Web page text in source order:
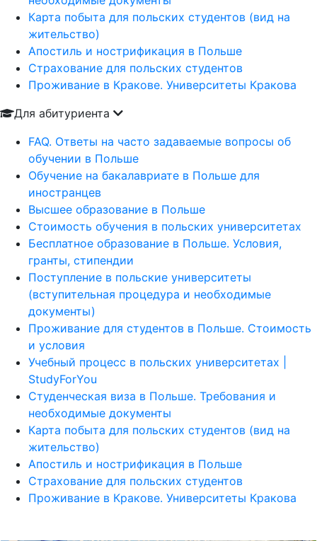
Карта побыта для польских студентов (вид на
жительство)
Апостиль и нострификация в Польше
Страхование для польских студентов
Проживание в Кракове. Университеты Кракова
Для абитуриента
FAQ. Ответы на часто задаваемые вопросы об
обучении в Польше
Обучение на бакалавриате в Польше для
иностранцев
Высшее образование в Польше
Стоимость обучения в польских университетах
Бесплатное образование в Польше. Условия,
гранты, стипендии
Поступление в польские университеты
(вступительная процедура и необходимые
документы)
Проживание для студентов в Польше. Стоимость
и условия
Учебный процесс в польских университетах |
StudyForYou
Студенческая виза в Польше. Требования и
необходимые документы
Карта побыта для польских студентов (вид на
жительство)
Апостиль и нострификация в Польше
Страхование для польских студентов
Проживание в Кракове. Университеты Кракова